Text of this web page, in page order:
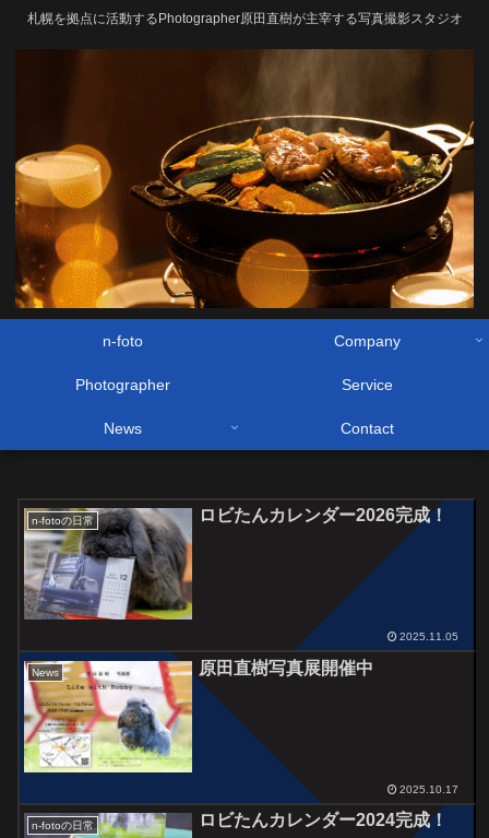
札幌を拠点に活動するPhotographer原田直樹が主宰する写真撮影スタジオ
n-foto Company
Photographer Service
News Contact
n-fotoの日常 ロビたんカレンダー2026完成！
2025.11.05
News 原田直樹写真展開催中
2025.10.17
n-fotoの日常 ロビたんカレンダー2024完成！